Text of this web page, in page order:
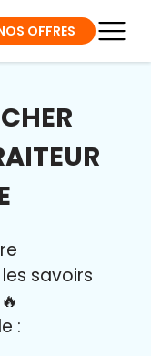
OFFRES
es savoirs
🔥
: